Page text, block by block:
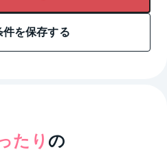
件を保存する
たり の